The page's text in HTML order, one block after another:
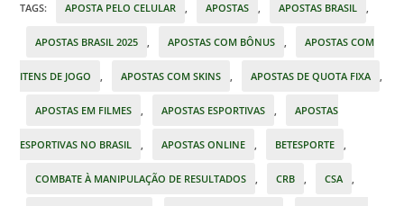
TAGS: APOSTA PELO CELULAR , APOSTAS , APOSTAS BRASIL ,
APOSTAS BRASIL 2025 , APOSTAS COM BÔNUS , APOSTAS COM
ITENS DE JOGO , APOSTAS COM SKINS , APOSTAS DE QUOTA FIXA ,
APOSTAS EM FILMES , APOSTAS ESPORTIVAS , APOSTAS
ESPORTIVAS NO BRASIL , APOSTAS ONLINE , BETESPORTE ,
COMBATE À MANIPULAÇÃO DE RESULTADOS , CRB , CSA ,